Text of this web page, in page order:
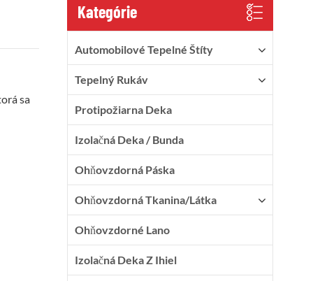
sa
Kategórie
Automobilové Tepelné Štíty
Tepelný Rukáv
Protipožiarna Deka
Izolačná Deka / Bunda
Ohňovzdorná Páska
Ohňovzdorná Tkanina/látka
Ohňovzdorné Lano
Izolačná Deka Z Ihiel